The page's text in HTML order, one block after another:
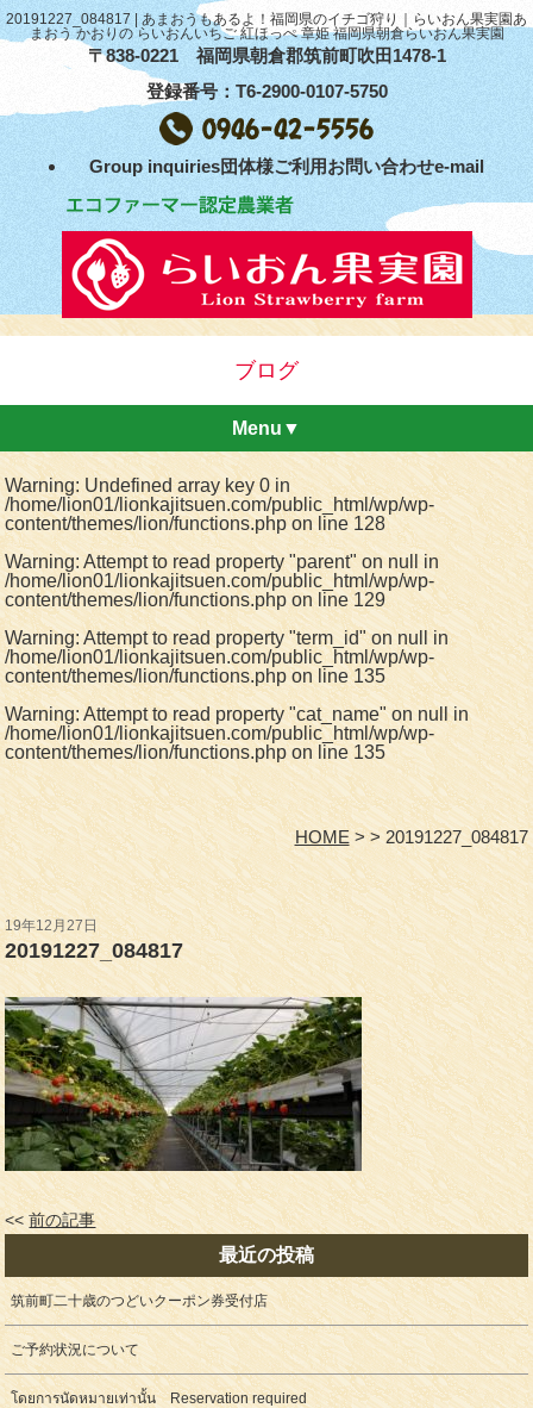
20191227_084817 | あまおうもあるよ！福岡県のイチゴ狩り｜らいおん果実園あ
まおう かおりの らいおんいちご 紅ほっぺ 章姫 福岡県朝倉らいおん果実園
〒838-0221 福岡県朝倉郡筑前町吹田1478-1
登録番号：T6-2900-0107-5750
Group inquiries団体様ご利用お問い合わせe-mail
ブログ
Menu▼
Warning: Undefined array key 0 in
/home/lion01/lionkajitsuen.com/public_html/wp/wp-
content/themes/lion/functions.phpon line128
Warning: Attempt to read property "parent" on null in
/home/lion01/lionkajitsuen.com/public_html/wp/wp-
content/themes/lion/functions.php on line129
Warning: Attempt to read property "term_id" on null in
/home/lion01/lionkajitsuen.com/public_html/wp/wp-
content/themes/lion/functions.phpon line135
Warning: Attempt to read property "cat_name" on null in
/home/lion01/lionkajitsuen.com/public_html/wp/wp-
content/themes/lion/functions.phpon line 135
HOME 20191227_084817
19年12月27日
20191227_084817
<<前の記事
最近の投稿
筑前町二十歳のつどいクーポン券受付店
ご予約状況について
โดยการนัดหมายเท่านั้น Reservation required